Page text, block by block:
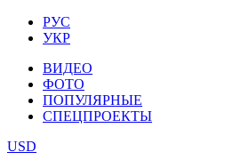
РУС
УКР
ВИДЕО
ФОТО
ПОПУЛЯРНЫЕ
СПЕЦПРОЕКТЫ
USD